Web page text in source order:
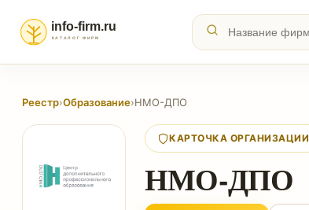
Реестр›Образование›НМО-ДПО
КАРТОЧКА ОРГАНИЗАЦИИ
НМО-ДПО